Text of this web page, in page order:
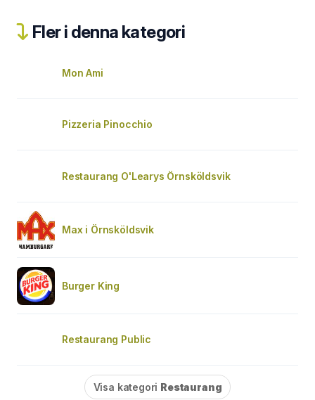
Fler i denna kategori
Mon Ami
Pizzeria Pinocchio
Restaurang O'Learys Örnsköldsvik
Max i Örnsköldsvik
Burger King
Restaurang Public
Visa kategori Restaurang